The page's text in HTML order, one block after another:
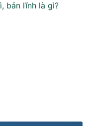
bản lĩnh là gì?